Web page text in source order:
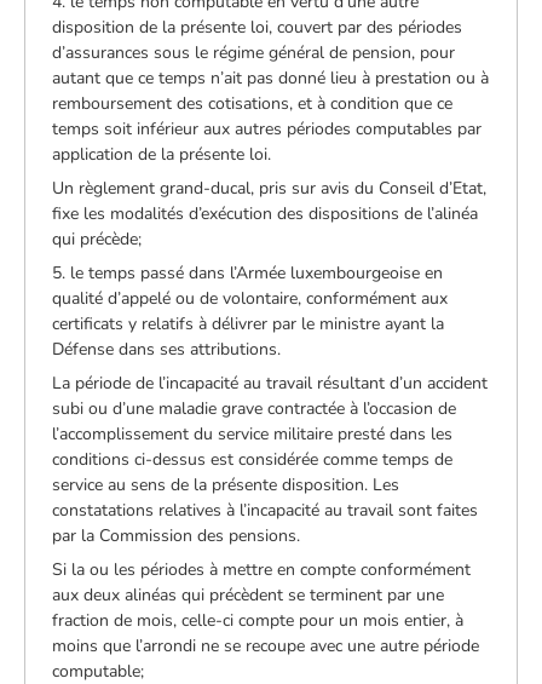
disposition de la présente loi, couvert par des périodes
d’assurances sous le régime général de pension, pour
autant que ce temps n’ait pas donné lieu à prestation ou à
remboursement des cotisations, et à condition que ce
temps soit inférieur aux autres périodes computables par
application de la présente loi.
Un règlement grand-ducal, pris sur avis du Conseil d’Etat,
fixe les modalités d’exécution des dispositions de l’alinéa
qui précède;
5. le temps passé dans l’Armée luxembourgeoise en
qualité d’appelé ou de volontaire, conformément aux
certificats y relatifs à délivrer par le ministre ayant la
Défense dans ses attributions.
La période de l’incapacité au travail résultant d’un accident
subi ou d’une maladie grave contractée à l’occasion de
l’accomplissement du service militaire presté dans les
conditions ci-dessus est considérée comme temps de
service au sens de la présente disposition. Les
constatations relatives à l’incapacité au travail sont faites
par la Commission des pensions.
Si la ou les périodes à mettre en compte conformément
aux deux alinéas qui précèdent se terminent par une
fraction de mois, celle-ci compte pour un mois entier, à
moins que l’arrondi ne se recoupe avec une autre période
computable;